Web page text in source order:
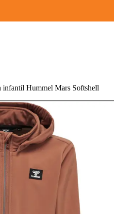
infantil Hummel Mars Softshell